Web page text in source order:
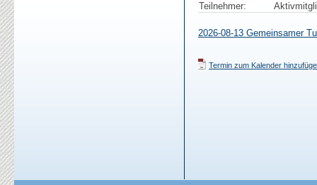
Teilnehmer:
2026-08-13 Gemeinsamer
Termin zum Kalender